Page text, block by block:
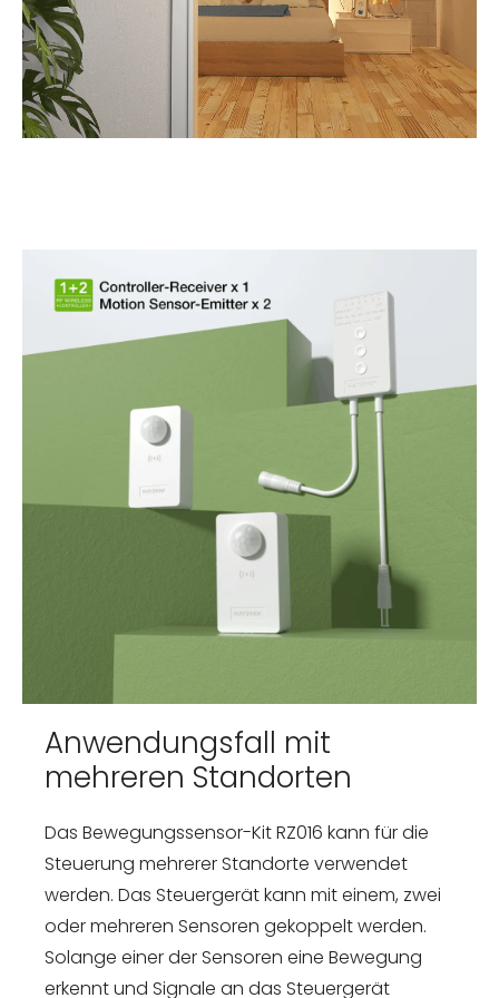
Anwendungsfall mit
mehreren Standorten
Das Bewegungssensor-Kit RZ016 kann für die
Steuerung mehrerer Standorte verwendet
werden. Das Steuergerät kann mit einem, zwei
oder mehreren Sensoren gekoppelt werden.
Solange einer der Sensoren eine Bewegung
erkennt und Signale an das Steuergerät